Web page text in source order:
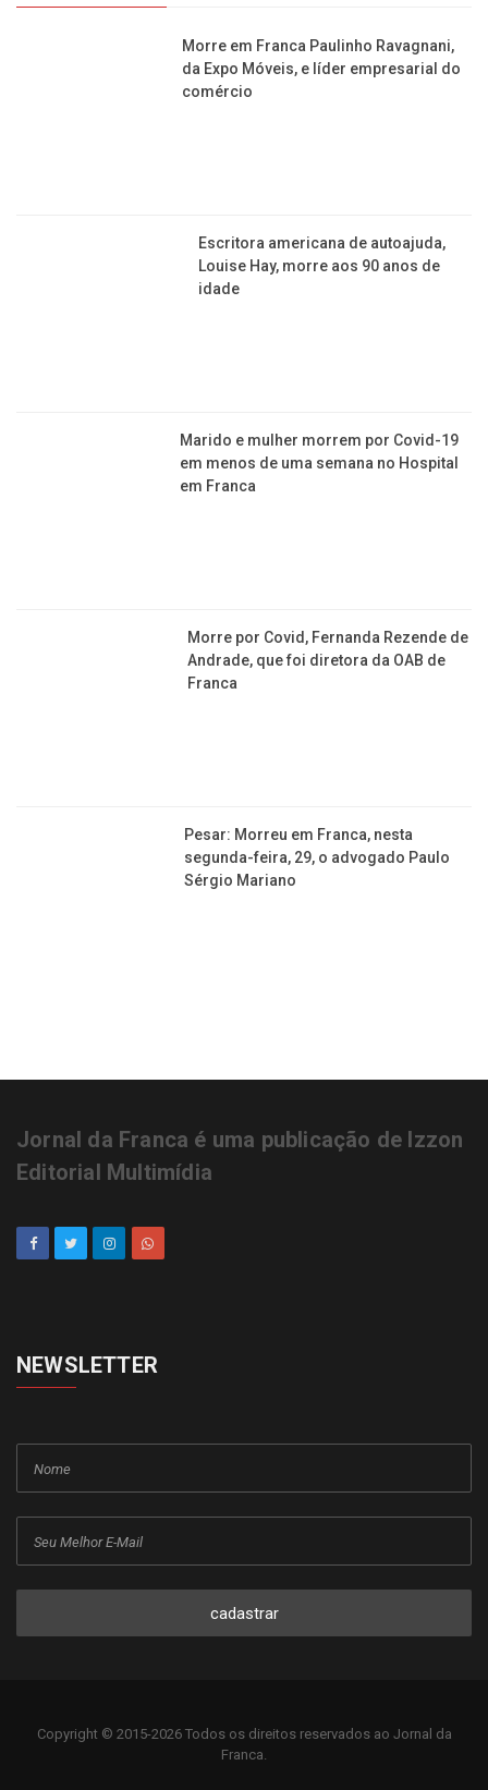
Morre em Franca Paulinho Ravagnani,
da Expo Móveis, e líder empresarial do
comércio
Escritora americana de autoajuda,
Louise Hay, morre aos 90 anos de
idade
Marido e mulher morrem por Covid-19
em menos de uma semana no Hospital
em Franca
Morre por Covid, Fernanda Rezende de
Andrade, que foi diretora da OAB de
Franca
Pesar: Morreu em Franca, nesta
segunda-feira, 29, o advogado Paulo
Sérgio Mariano
Jornal da Franca é uma publicação de Izzon
Editorial Multimídia
NEWSLETTER
cadastrar
Copyright © 2015-2026 Todos os direitos reservados ao Jornal da
Franca.